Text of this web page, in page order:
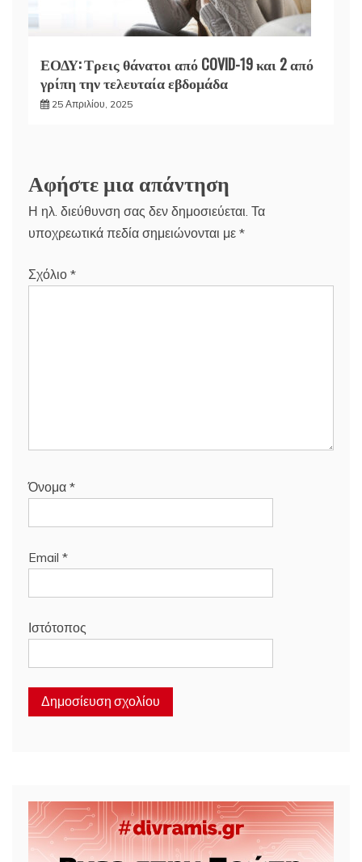
ΕΟΔΥ: Τρεις θάνατοι από COVID-19 και 2 από
γρίπη την τελευταία εβδομάδα
25 Απριλίου, 2025
Αφήστε μια απάντηση
Η ηλ. διεύθυνση σας δεν δημοσιεύεται. Τα
υποχρεωτικά πεδία σημειώνονται με *
Σχόλιο *
Όνομα *
Email *
Ιστότοπος